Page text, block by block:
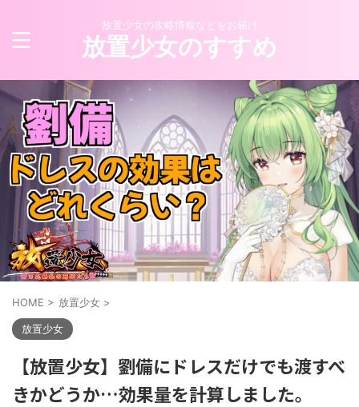
放置少女の攻略情報などをお届け
放置少女のすすめ
HOME > 放置少女 >
放置少女
【放置少女】劉備にドレスだけでも渡すべ
きかどうか…効果量を計算しました。